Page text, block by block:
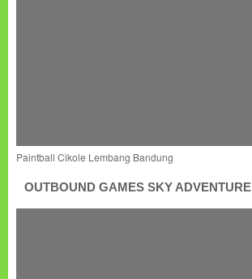
Paintball Cikole Lembang Bandung
OUTBOUND GAMES SKY ADVENTURE